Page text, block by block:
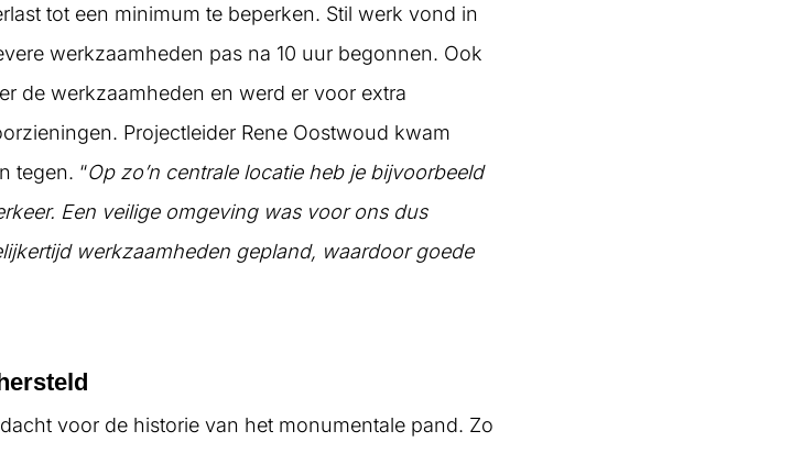
tot een minimum te beperken. Stil werk vond in
werkzaamheden pas na 10 uur begonnen. Ook
de werkzaamheden en werd er voor extra
Projectleider Rene Oostwoud kwam
tegen. “Op zo’n centrale locatie heb je bijvoorbeeld
Een veilige omgeving was voor ons dus
werkzaamheden gepland, waardoor goede
voor de historie van het monumentale pand. Zo